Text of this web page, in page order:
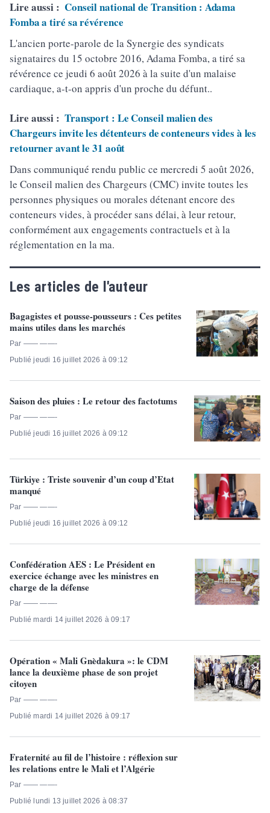
Lire aussi : Conseil national de Transition : Adama
Fomba a tiré sa révérence
L'ancien porte-parole de la Synergie des syndicats
signataires du 15 octobre 2016, Adama Fomba, a tiré sa
révérence ce jeudi 6 août 2026 à la suite d'un malaise
cardiaque, a-t-on appris d'un proche du défunt..
Lire aussi : Transport : Le Conseil malien des
Chargeurs invite les détenteurs de conteneurs vides à les
retourner avant le 31 août
Dans communiqué rendu public ce mercredi 5 août 2026,
le Conseil malien des Chargeurs (CMC) invite toutes les
personnes physiques ou morales détenant encore des
conteneurs vides, à procéder sans délai, à leur retour,
conformément aux engagements contractuels et à la
réglementation en la ma.
Les articles de l'auteur
Bagagistes et pousse-pousseurs : Ces petites
mains utiles dans les marchés
Par —— ——-
Publié jeudi 16 juillet 2026 à 09:12
Saison des pluies : Le retour des factotums
Par —— ——-
Publié jeudi 16 juillet 2026 à 09:12
Türkiye : Triste souvenir d’un coup d’Etat
manqué
Par —— ——-
Publié jeudi 16 juillet 2026 à 09:12
Confédération AES : Le Président en
exercice échange avec les ministres en
charge de la défense
Par —— ——-
Publié mardi 14 juillet 2026 à 09:17
Opération « Mali Gnèdakura »: le CDM
lance la deuxième phase de son projet
citoyen
Par —— ——-
Publié mardi 14 juillet 2026 à 09:17
Fraternité au fil de l’histoire : réflexion sur
les relations entre le Mali et l’Algérie
Par —— ——-
Publié lundi 13 juillet 2026 à 08:37